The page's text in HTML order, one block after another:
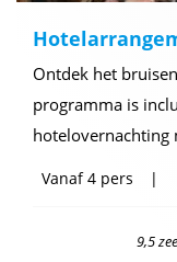
Ontdek het
programma is
hotelovernachting
Vanaf4 pers
9,5